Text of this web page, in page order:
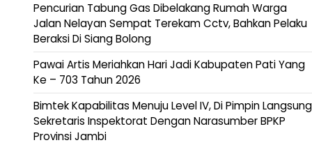
Pencurian Tabung Gas Dibelakang Rumah Warga
Jalan Nelayan Sempat Terekam Cctv, Bahkan Pelaku
Beraksi Di Siang Bolong
Pawai Artis Meriahkan Hari Jadi Kabupaten Pati Yang
Ke – 703 Tahun 2026
Bimtek Kapabilitas Menuju Level IV, Di Pimpin Langsung
Sekretaris Inspektorat Dengan Narasumber BPKP
Provinsi Jambi